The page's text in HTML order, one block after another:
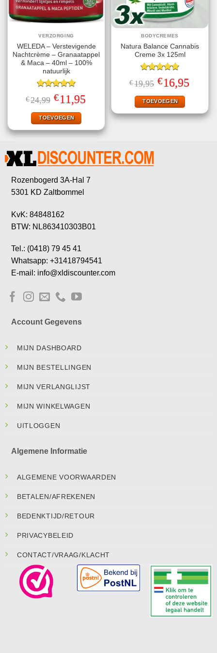
VERZORGING
WELEDA – Verstevigende
Nachtcrème – Granaatappel
& Maca – 40ml – 100%
natuurlijk
Gewaardeerd
5.00uit 5
€24,99 Oorspronkelijke
prijs
was:
€24,99.
€11,95prijs
TOEVOEGEN
BODYCREMES
Natura Balance Cannabis
Creme 3x 125ml
Gewaardeerd
5.00uit 5
€19,95 Oorspronkelijke
prijs
was:
€19,95.
€16,95prijs
TOEVOEGEN
Rozenbogerd 3A-Hal 7
5301 KD Zaltbommel
KvK: 84848162
BTW: NL863410303B01
Tel.: (0418) 79 45 41
Whatsapp: +31418794541
E-mail: info@xldiscounter.com
Account Gegevens
MIJN DASHBOARD
MIJN BESTELLINGEN
MIJN VERLANGLIJST
MIJN WINKELWAGEN
UITLOGGEN
Algemene Informatie
ALGEMENE VOORWAARDEN
BETALEN/AFREKENEN
BEDENKTIJD/RETOUR
PRIVACYBELEID
CONTACT/VRAAG/KLACHT